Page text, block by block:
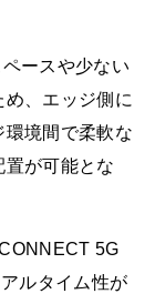
ースや少ない
、エッジ側に
境間で柔軟な
が可能とな
5G
ルタイム性が